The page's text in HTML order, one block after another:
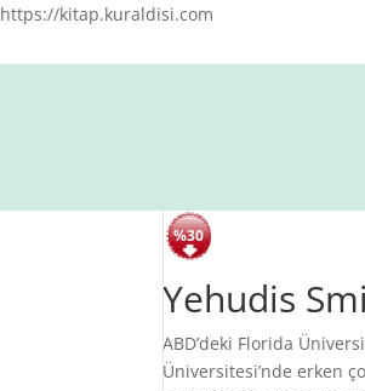
https://kitap.kuraldisi.com
Yehudis
ABD’deki Florida
Üniversitesi’nde erken
%30